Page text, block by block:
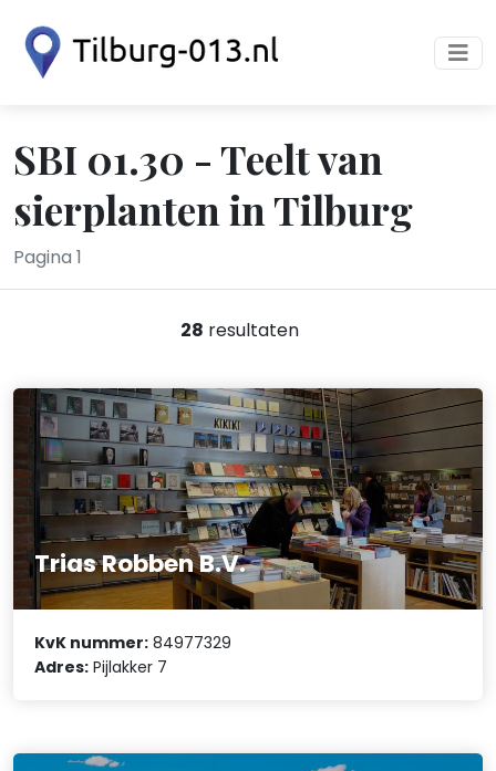
SBI 01.30 - Teelt van
sierplanten in Tilburg
Pagina 1
28 resultaten
Trias Robben B.V.
KvK nummer: 84977329
Adres: Pijlakker 7